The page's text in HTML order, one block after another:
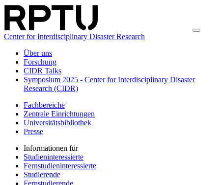
Center for Interdisciplinary Disaster Research
Über uns
Forschung
CIDR Talks
Symposium 2025 - Center for Interdisciplinary Disaster
Research (CIDR)
Fachbereiche
Zentrale Einrichtungen
Universitätsbibliothek
Presse
Informationen für
Studieninteressierte
Fernstudieninteressierte
Studierende
Fernstudierende